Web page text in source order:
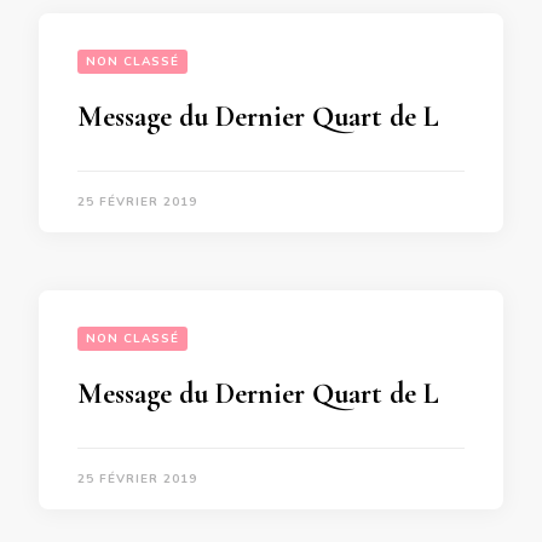
NON CLASSÉ
25 FÉVRIER 2019
NON CLASSÉ
25 FÉVRIER 2019